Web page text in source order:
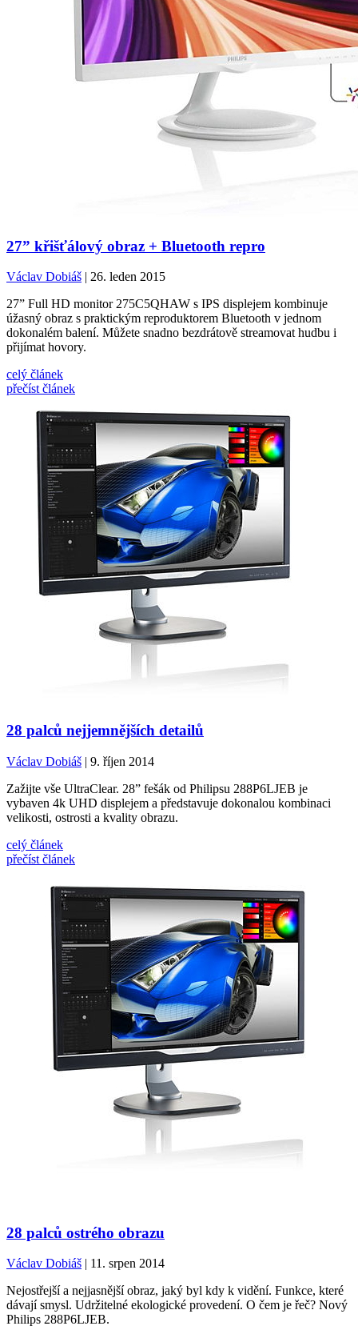
27” křišťálový obraz + Bluetooth repro
Václav Dobiáš | 26. leden 2015
27” Full HD monitor 275C5QHAW s IPS displejem kombinuje
úžasný obraz s praktickým reproduktorem Bluetooth v jednom
dokonalém balení. Můžete snadno bezdrátově streamovat hudbu i
přijímat hovory.
celý článek
přečíst článek
28 palců nejjemnějších detailů
Václav Dobiáš | 9. říjen 2014
Zažijte vše UltraClear. 28” fešák od Philipsu 288P6LJEB je
vybaven 4k UHD displejem a představuje dokonalou kombinaci
velikosti, ostrosti a kvality obrazu.
celý článek
přečíst článek
28 palců ostrého obrazu
Václav Dobiáš | 11. srpen 2014
Nejostřejší a nejjasnější obraz, jaký byl kdy k vidění. Funkce, které
dávají smysl. Udržitelné ekologické provedení. O čem je řeč? Nový
Philips 288P6LJEB.